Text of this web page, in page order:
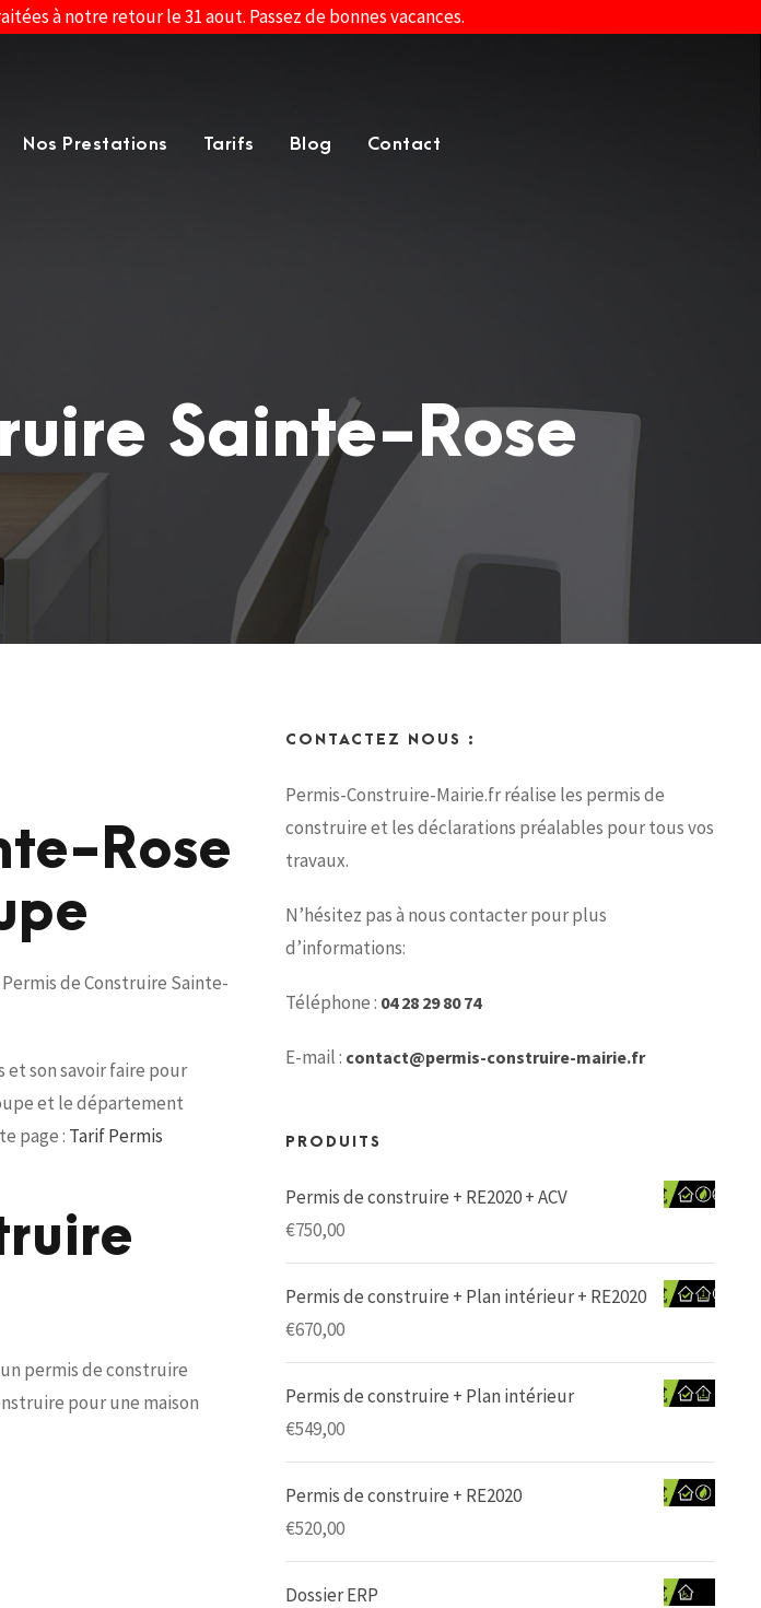
à notre retour le 31 aout. Passez de bonnes vacances.
Nos Prestations Tarifs Blog Contact
Sainte-Rose
Rose
de Construire Sainte-
son savoir faire pour
et le département
page : Tarif Permis
permis de construire
pour une maison
CONTACTEZ NOUS :
Permis-Construire-Mairie.fr réalise les permis de
construire et les déclarations préalables pour tous vos
travaux.
N’hésitez pas à nous contacter pour plus
d’informations:
Téléphone : 04 28 29 80 74
E-mail : contact@permis-construire-mairie.fr
PRODUITS
Permis de construire + RE2020 + ACV
€750,00
Permis de construire + Plan intérieur + RE2020
€670,00
Permis de construire + Plan intérieur
€549,00
Permis de construire + RE2020
€520,00
Dossier ERP